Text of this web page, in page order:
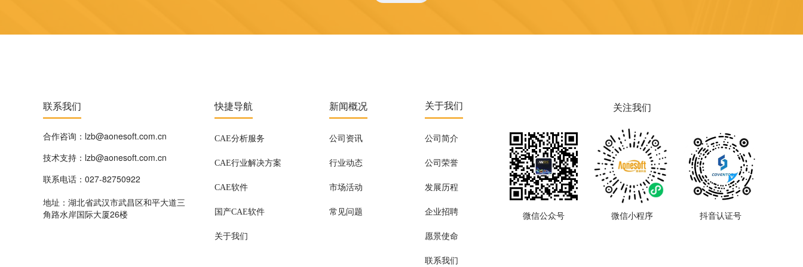
联系我们
合作咨询：lzb@aonesoft.com.cn
技术支持：lzb@aonesoft.com.cn
联系电话：027-82750922
地址：湖北省武汉市武昌区和平大道三
角路水岸国际大厦26楼
快捷导航
CAE分析服务
CAE行业解决方案
CAE软件
国产CAE软件
关于我们
新闻概况
公司资讯
行业动态
市场活动
常见问题
关于我们
公司简介
公司荣誉
发展历程
企业招聘
愿景使命
联系我们
微信公众号
关注我们
微信小程序 抖音认证号